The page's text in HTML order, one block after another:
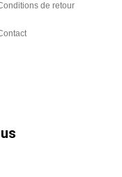
de retour